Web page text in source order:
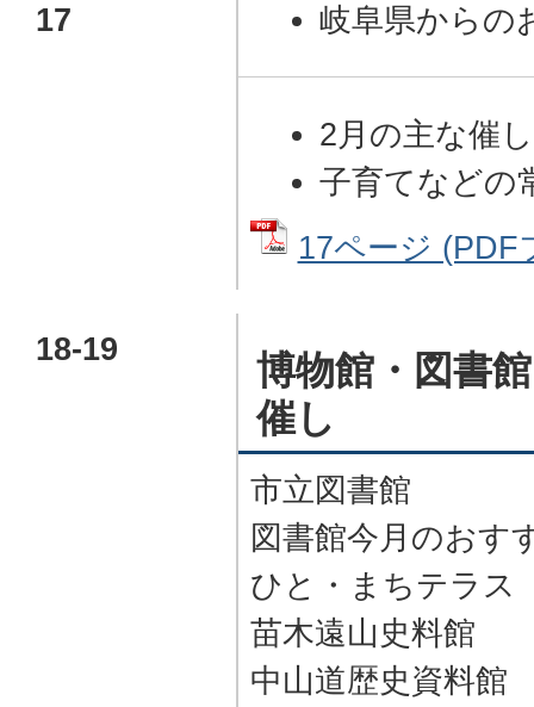
17 岐阜県からの
2月の主な催
子育てなどの
17ページ (PDF
18-19
博物館・図書
催し
市立図書館
図書館今月のおす
ひと・まちテラス
苗木遠山史料館
中山道歴史資料館